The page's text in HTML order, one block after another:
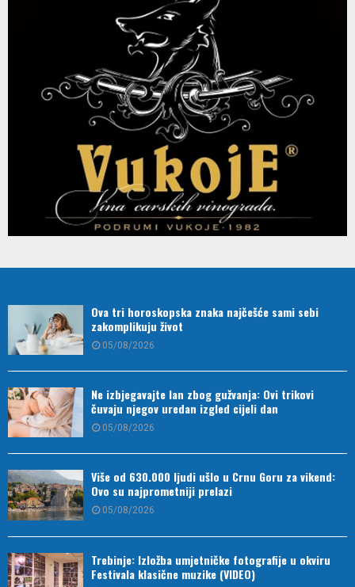
Ova tri horoskopska znaka najčešće sami sebi
zakomplikuju život
05/08/2026
Ne izbjegavajte lan zbog gužvanja: Ovi trikovi
čuvaju njegov uredan izgled cijeli dan
05/08/2026
Više od 630.000 ljudi ušlo u Crnu Goru za vikend:
Ovo su najprometniji prelazi
05/08/2026
Trebinje: Izložba umjetničke fotografije u okviru
Festivala klasične muzike (VIDEO)